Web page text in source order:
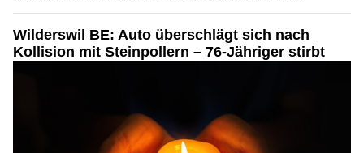
Wilderswil BE: Auto überschlägt sich nach
Kollision mit Steinpollern – 76-Jähriger stirbt